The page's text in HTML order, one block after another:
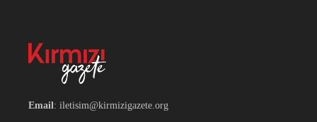
Email: iletisim@kirmizigazete.org